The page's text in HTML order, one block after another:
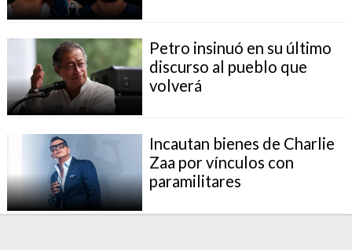
Petro insinuó en su último
discurso al pueblo que
volverá
Incautan bienes de Charlie
Zaa por vínculos con
paramilitares